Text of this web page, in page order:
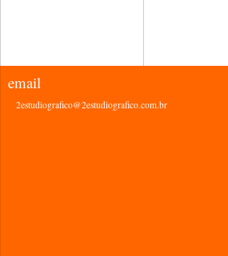
email
2estudiografico@2estudiografico.com.br